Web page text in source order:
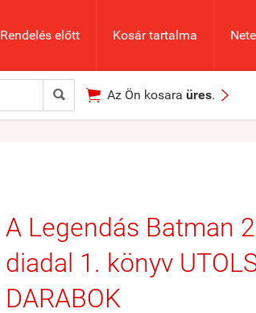
Rendelés előtt Kosár tartalma
  Az Ön kosara üres. 
A Legendás Batman
diadal 1. könyv
DARABOK